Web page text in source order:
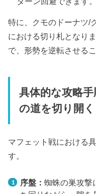
特に、クモのドーナツ/
における切り札となり
で、形勢を逆転させる
具体的な攻略
の道を切り開く
マフェット戦における
す。
序盤： 蜘蛛の巣攻撃